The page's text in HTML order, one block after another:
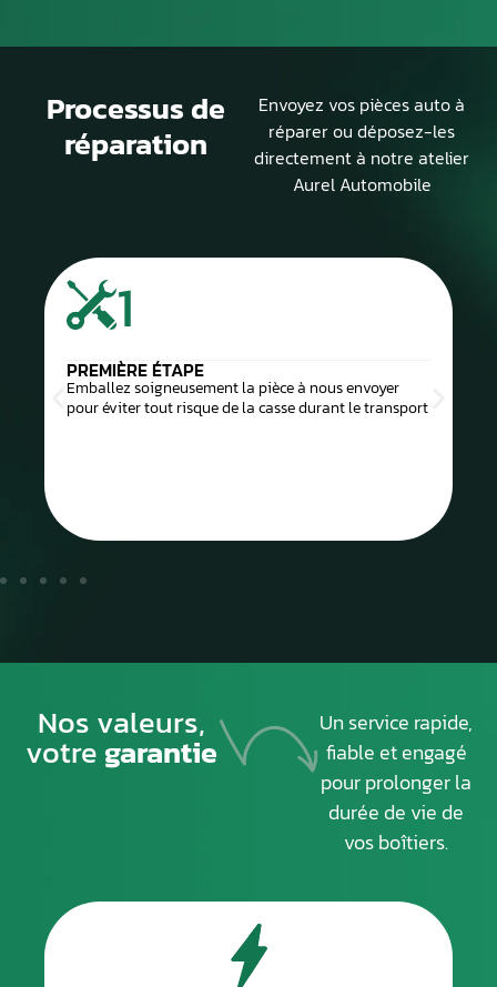
Processus de
réparation
Envoyez vos pièces auto à
réparer ou déposez-les
directement à notre atelier
Aurel Automobile
1
PREMIÈRE ÉTAPE
Emballez soigneusement la pièce à nous envoyer
pour éviter tout risque de la casse durant le transport
Nos valeurs,
votregarantie
Un service rapide,
fiable et engagé
pour prolonger la
durée de vie de
vos boîtiers.